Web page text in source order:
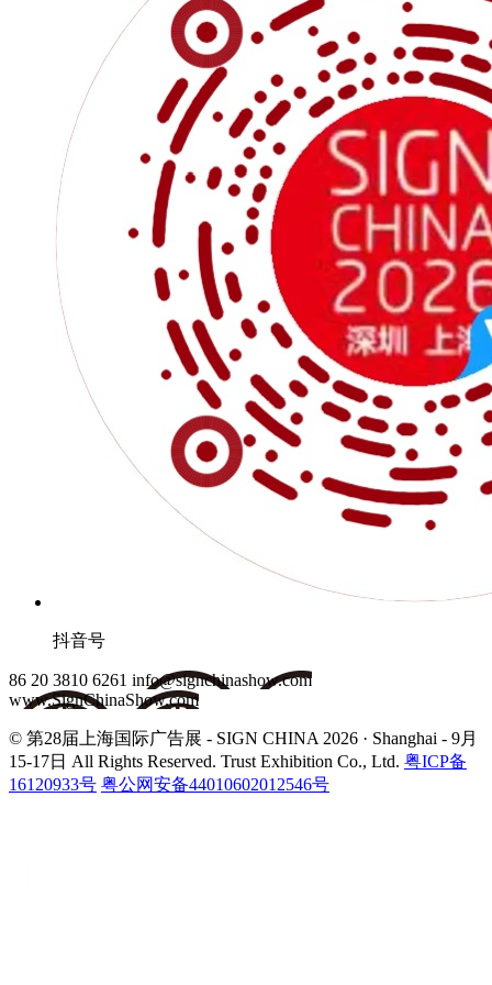
抖音号
86 20 3810 6261 info@signchinashow.com
www.SignChinaShow.com
© 第28届上海国际广告展 - SIGN CHINA 2026 · Shanghai - 9月
15-17日 All Rights Reserved. Trust Exhibition Co., Ltd. 粤ICP备
16120933号 粤公网安备44010602012546号